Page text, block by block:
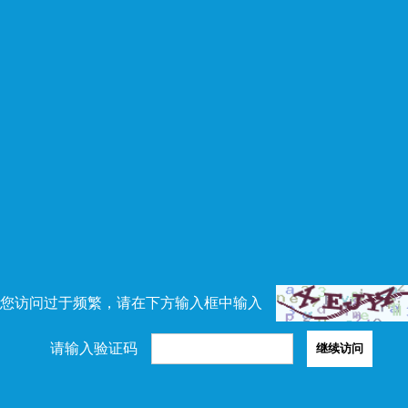
访问过于频繁，请在下方输入框中输入
请输入验证码 继续访问